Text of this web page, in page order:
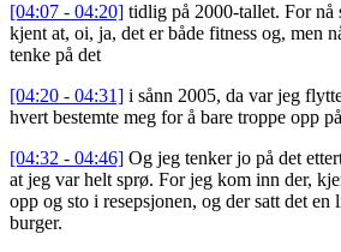
[04:07 - 04:20] tidlig på 2000-tallet. For nå
kjent at, oi, ja, det er både fitness og, men
tenke på det
[04:20 - 04:31] i sånn 2005, da var jeg
hvert bestemte meg for å bare troppe opp
[04:32 - 04:46] Og jeg tenker jo på det
at jeg var helt sprø. For jeg kom inn der,
opp og sto i resepsjonen, og der satt det en
burger.